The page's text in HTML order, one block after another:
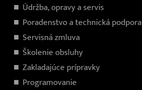
Údržba, opravy a servis
Poradenstvo a technická podpora
Servisná zmluva
Školenie obsluhy
Zakladajúce prípravky
Programovanie